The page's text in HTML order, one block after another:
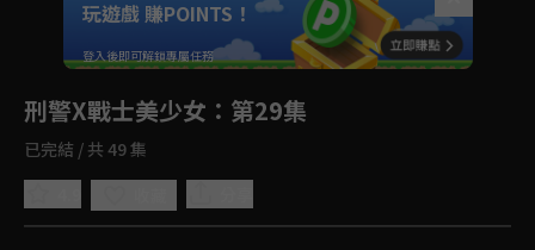
玩遊戲 賺POINTS！
登入後即可解鎖專屬任務
刑警X戰士美少女 ：第29集
已完結 / 共 49 集